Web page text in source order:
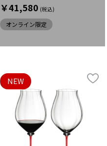
￥41,580
オンライン限定
NEW